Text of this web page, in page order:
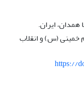
ایران.
خمینی (س) و انقلاب
https://